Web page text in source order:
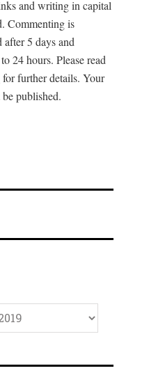
and writing in capital
Commenting is
5 days and
24 hours. Please read
for further details. Your
published.